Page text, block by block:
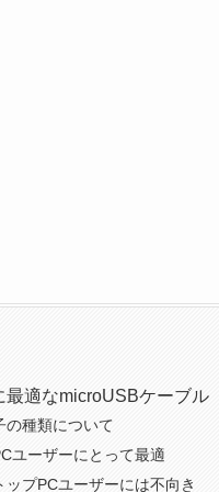
最適なmicroUSBケーブル
の種類について
ユーザーにとって最適
ップPCユーザーには不向き